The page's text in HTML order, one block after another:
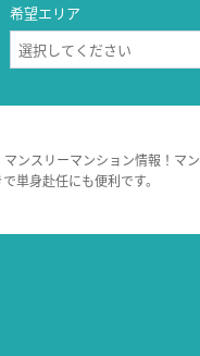
希望エリア
ンスリーマンション情報！
単身赴任にも便利です。